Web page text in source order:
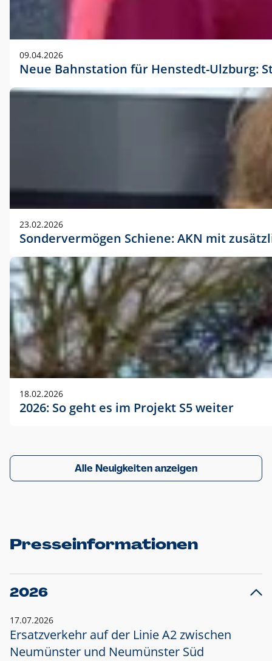
09.04.2026
Neue Bahnstation für Henstedt-Ulzburg:
23.02.2026
Sondervermögen Schiene: AKN mit
18.02.2026
2026: So geht es im Projekt S5 weiter
Alle Neuigkeiten anzeigen
Presseinformationen
2026
17.07.2026
Ersatzverkehr auf der Linie A2 zwischen
Neumünster und Neumünster Süd